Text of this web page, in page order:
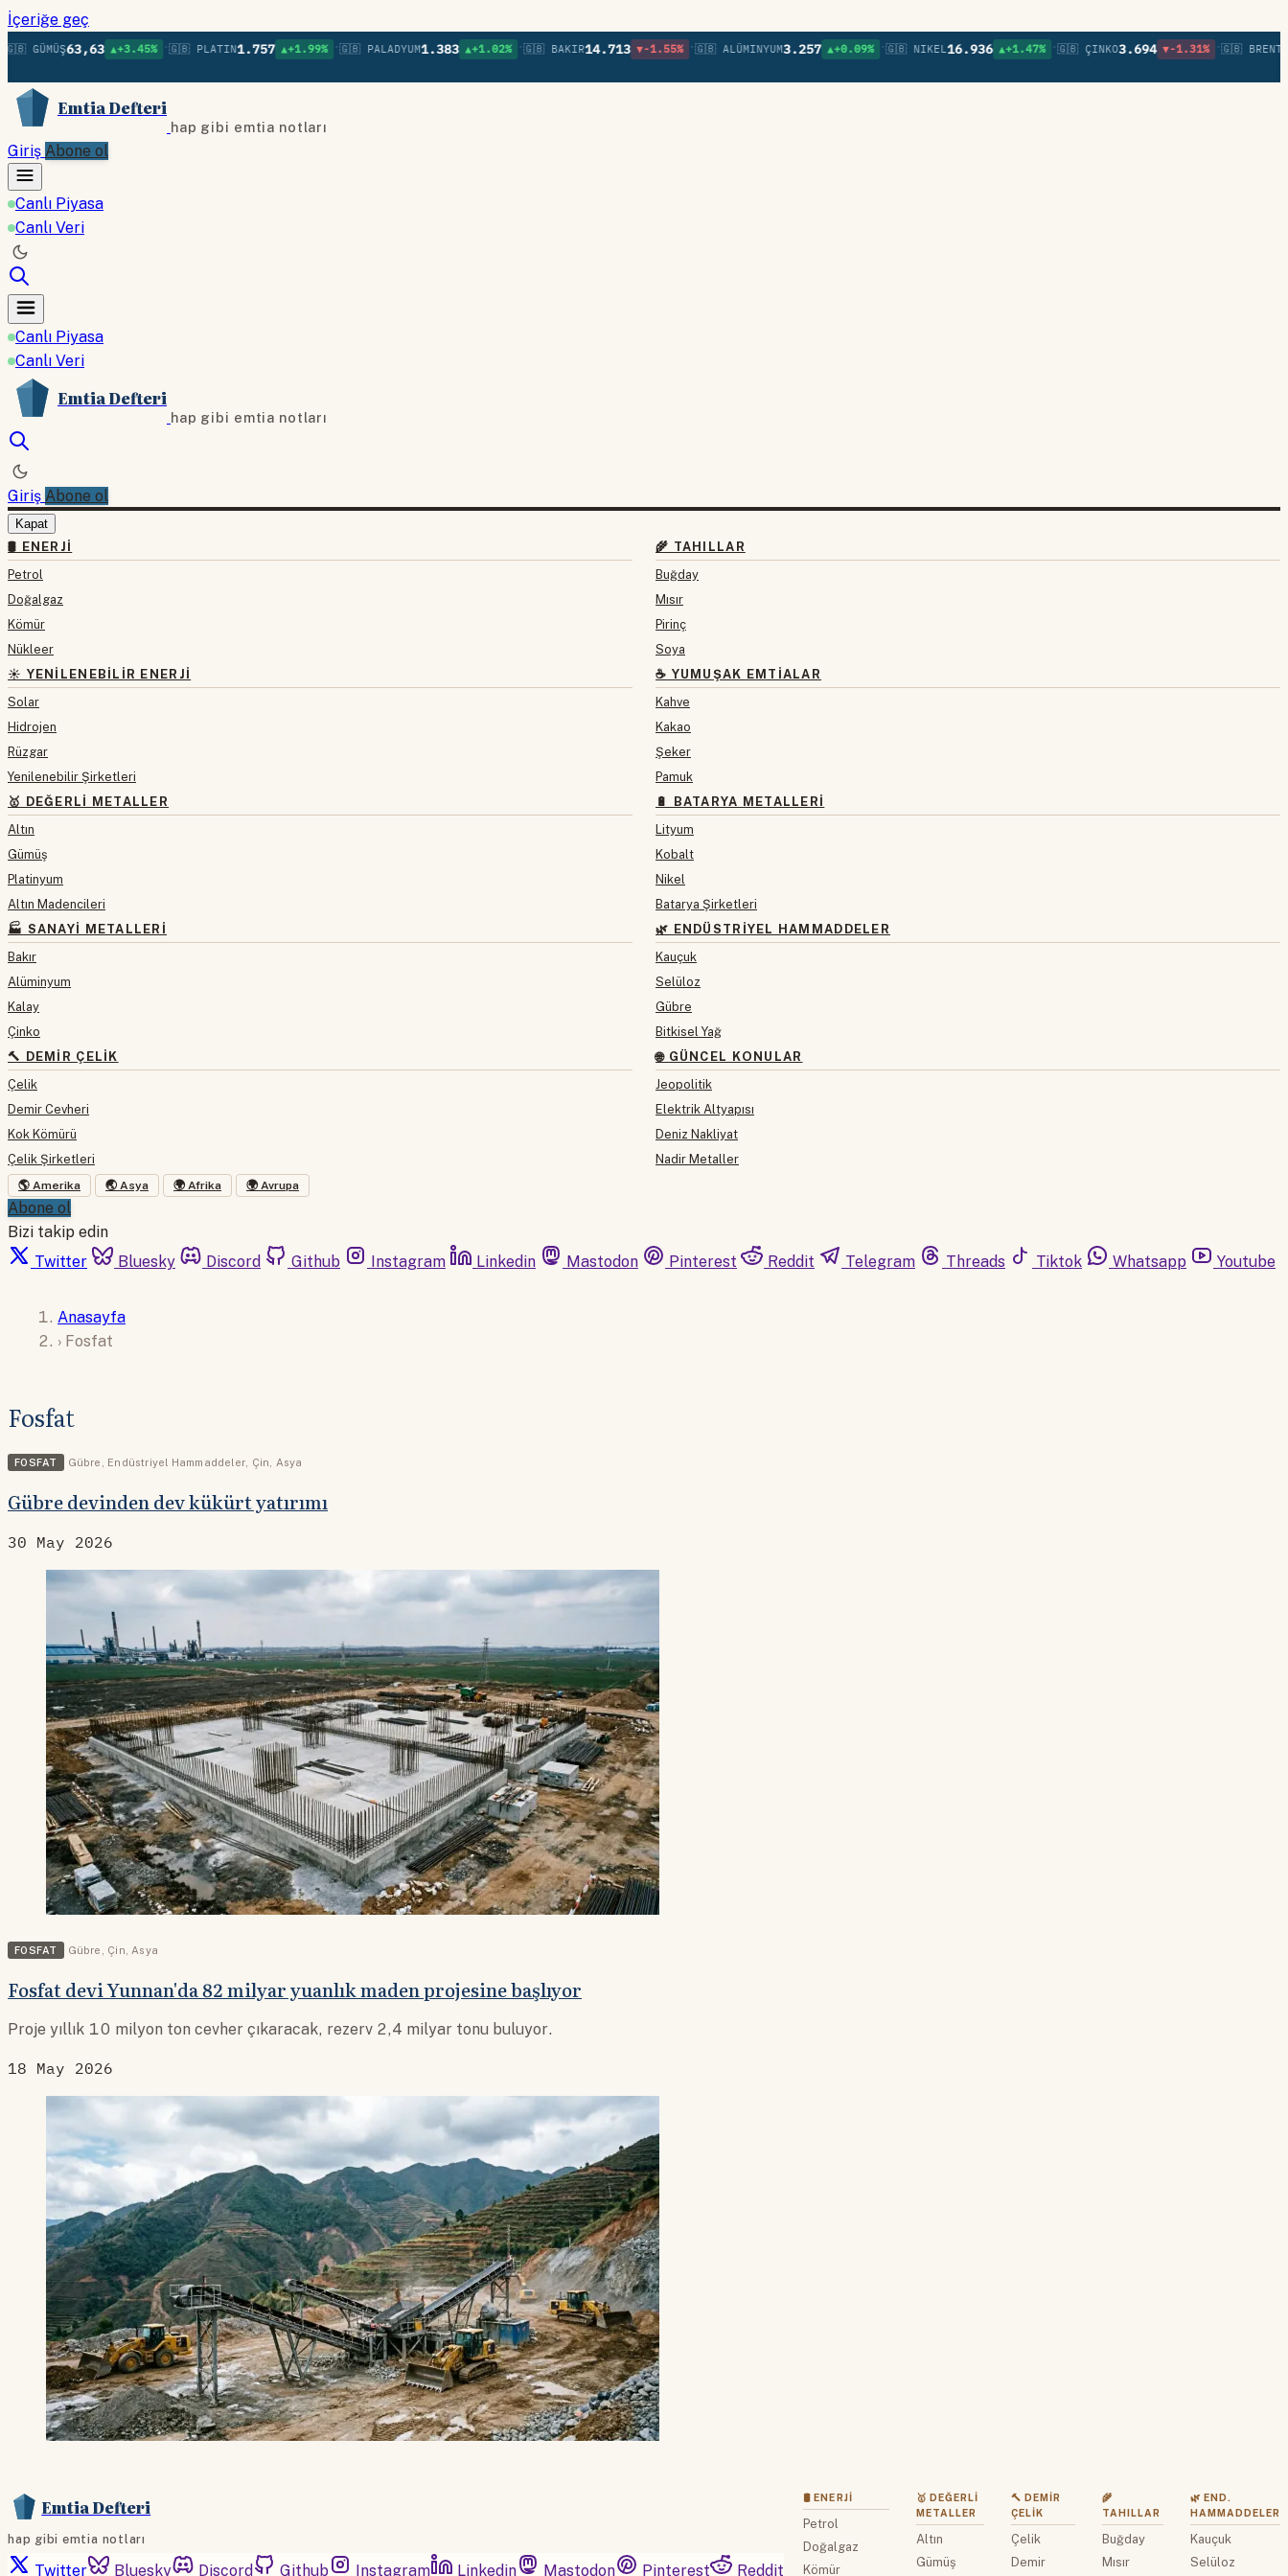
İçeriğe geç
63,63 ▲+3.45% •🇬🇧 PLATIN1.757 ▲+1.99% •🇬🇧 PALADYUM1.383 ▲+1.02% •🇬🇧 BAKIR14.713 ▼-1.55% •🇬🇧 ALÜMINYUM3.257 ▲+0.09% •🇬🇧 NIKEL16.936 ▲+1.47% •🇬🇧 ÇINKO3.694 ▼-1.31% •🇬🇧 BRENT
Emtia Defteri
hap gibi emtia notları
Giriş Abone ol
Canlı Piyasa
Canlı Veri
Canlı Piyasa
Canlı Veri
Emtia Defteri
hap gibi emtia notları
Giriş Abone ol
Kapat
🛢 ENERJI
Petrol
Doğalgaz
Kömür
Nükleer
☀️ YENILENEBILIR ENERJI
Solar
Hidrojen
Rüzgar
Yenilenebilir Şirketleri
🥇 DEĞERLI METALLER
Altın
Gümüş
Platinyum
Altın Madencileri
🏭 SANAYI METALLERI
Bakır
Alüminyum
Kalay
Çinko
🔨 DEMIR ÇELIK
Çelik
Demir Cevheri
Kok Kömürü
Çelik Şirketleri
🌾 TAHILLAR
Buğday
Mısır
Pirinç
Soya
☕ YUMUŞAK EMTIALAR
Kahve
Kakao
Şeker
Pamuk
🔋 BATARYA METALLERI
Lityum
Kobalt
Nikel
Batarya Şirketleri
🌿 ENDÜSTRIYEL HAMMADDELER
Kauçuk
Selüloz
Gübre
Bitkisel Yağ
🌐 GÜNCEL KONULAR
Jeopolitik
Elektrik Altyapısı
Deniz Nakliyat
Nadir Metaller
🌎 Amerika 🌏 Asya 🌍 Afrika 🌍 Avrupa
Abone ol
Bizi takip edin
Twitter
Bluesky Discord Github Instagram Linkedin Mastodon Pinterest Reddit Telegram Threads Tiktok Whatsapp Youtube
Anasayfa
› Fosfat
Fosfat
FOSFAT Gübre , Endüstriyel Hammaddeler, Çin, Asya
Gübre devinden dev kükürt yatırımı
30 May 2026
FOSFAT Gübre Çin Asya
Fosfat devi Yunnan'da 82 milyar yuanlık maden projesine başlıyor
Proje yıllık 10 milyon ton cevher çıkaracak, rezerv 2,4 milyar tonu buluyor.
18 May 2026
Emtia Defteri
hap gibi emtia notları
Twitter Bluesky Discord Github Instagram Linkedin Mastodon Pinterest Reddit
🛢 ENERJI
Petrol
Doğalgaz
Kömür
🥇 DEĞERLI
METALLER
Altın
Gümüş
🔨 DEMIR
ÇELIK
Çelik
Demir
🌾
TAHILLAR
Buğday
Mısır
🌿 END.
HAMMADDELER
Kauçuk
Selüloz